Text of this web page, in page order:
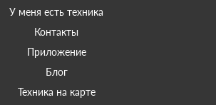
У меня есть техника
Контакты
Приложение
Блог
Техника на карте